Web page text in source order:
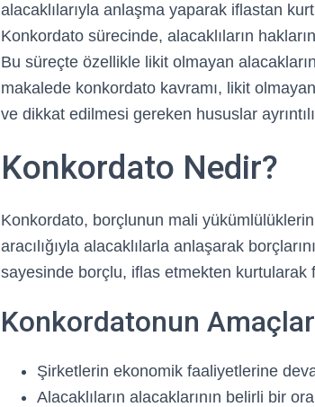
alacaklılarıyla anlaşma yaparak iflastan
Konkordato sürecinde, alacaklıların
Bu süreçte özellikle likit olmayan
makalede konkordato kavramı, likit
ve dikkat edilmesi gereken hususlar
Konkordato Nedir?
Konkordato, borçlunun mali
aracılığıyla alacaklılarla anlaşarak
sayesinde borçlu, iflas etmekten kurtularak
Konkordatonun
Şirketlerin ekonomik faaliyetlerine
Alacaklıların alacaklarının belirli bir